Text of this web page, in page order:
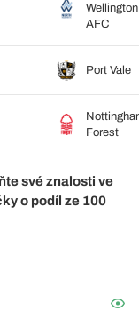
Wellington
AFC
Port Vale
Forest
své znalosti ve
o podíl ze 100